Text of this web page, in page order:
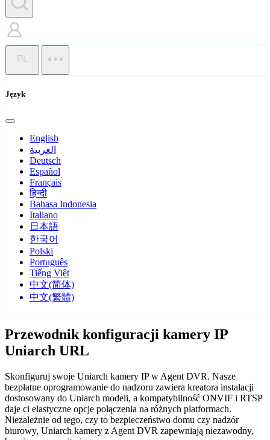
PL
Język
English
العربية
Deutsch
Español
Français
हिन्दी
Bahasa Indonesia
Italiano
日本語
한국어
Polski
Português
Tiếng Việt
中文(简体)
中文(繁體)
Przewodnik konfiguracji kamery IP
Uniarch URL
Skonfiguruj swoje Uniarch kamery IP w Agent DVR. Nasze
bezpłatne oprogramowanie do nadzoru zawiera kreatora instalacji
dostosowany do Uniarch modeli, a kompatybilność ONVIF i RTSP
daje ci elastyczne opcje połączenia na różnych platformach.
Niezależnie od tego, czy to bezpieczeństwo domu czy nadzór
biurowy, Uniarch kamery z Agent DVR zapewniają niezawodny,